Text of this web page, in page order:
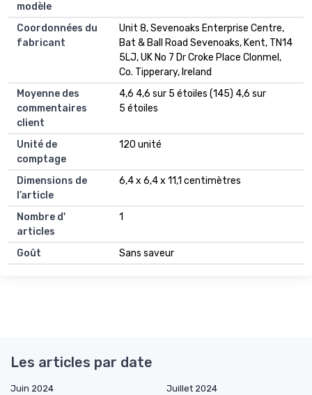
modèle
Coordonnées du
fabricant
Unit 8, Sevenoaks Enterprise Centre,
Bat & Ball Road Sevenoaks, Kent, TN14
5LJ, UK No 7 Dr Croke Place Clonmel,
Co. Tipperary, Ireland
Moyenne des
commentaires
client
4,6 4,6 sur 5 étoiles (145) 4,6 sur
5 étoiles
Unité de
comptage
120 unité
Dimensions de
l’article
6,4 x 6,4 x 11,1 centimètres
Nombre d'
articles
1
Goût Sans saveur
Les articles par date
Juin 2024
Juillet 2024